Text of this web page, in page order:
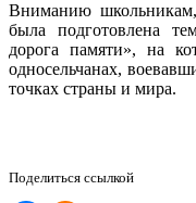
Вниманию
была подготовлена
дорога памяти», на
односельчанах,
точках страны и мира.
Поделиться ссылкой